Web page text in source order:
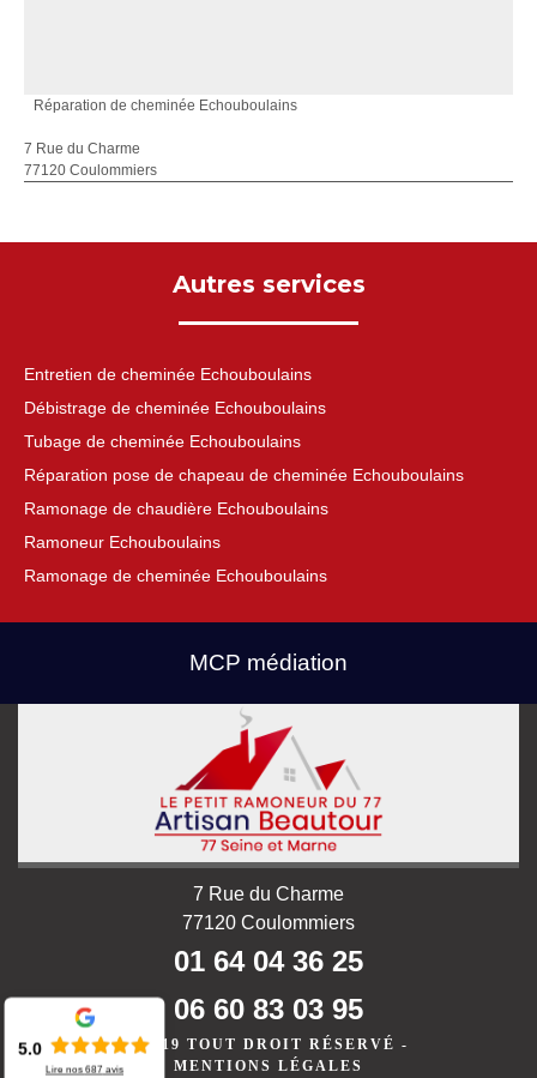
Réparation de cheminée Echouboulains
7 Rue du Charme
77120 Coulommiers
Autres services
Entretien de cheminée Echouboulains
Débistrage de cheminée Echouboulains
Tubage de cheminée Echouboulains
Réparation pose de chapeau de cheminée Echouboulains
Ramonage de chaudière Echouboulains
Ramoneur Echouboulains
Ramonage de cheminée Echouboulains
MCP médiation
7 Rue du Charme
77120 Coulommiers
01 64 04 36 25
06 60 83 03 95
©2019 TOUT DROIT RÉSERVÉ -
MENTIONS LÉGALES
5.0
Lire nos687 avis